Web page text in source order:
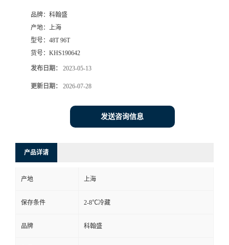
品牌： 科翰盛
产地： 上海
型号： 48T 96T
货号： KHS190642
发布日期： 2023-05-13
更新日期： 2026-07-28
发送咨询信息
产品详请
产地 上海
保存条件 2-8℃冷藏
品牌 科翰盛